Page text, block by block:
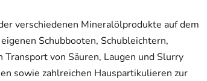
verschiedenen Mineralölprodukte auf dem
Schubbooten, Schubleichtern,
von Säuren, Laugen und Slurry
sowie zahlreichen Hauspartikulieren zur